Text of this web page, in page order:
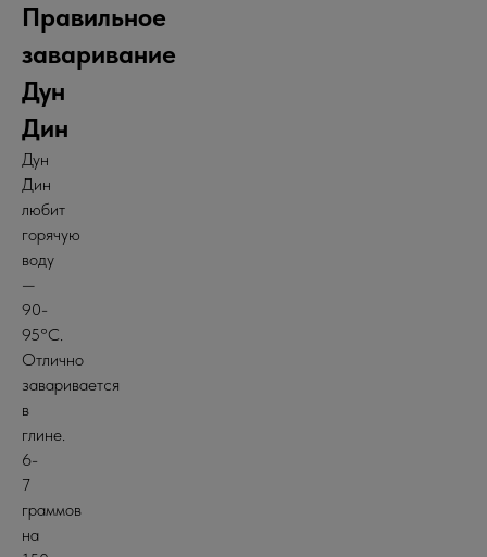
Правильное
заваривание
Дун
Дин
Дун
Дин
любит
горячую
воду
—
90-
95°C.
Отлично
заваривается
в
глине.
6-
7
граммов
на